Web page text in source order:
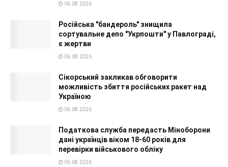
06.08.2026
Російська "бандероль" знищила
сортувальне депо "Укрпошти" у Павлограді,
є жертви
06.08.2026
Сікорський закликав обговорити
можливість збиття російських ракет над
Україною
06.08.2026
Податкова служба передасть Міноборони
дані українців віком 18-60 років для
перевірки військового обліку
06.08.2026